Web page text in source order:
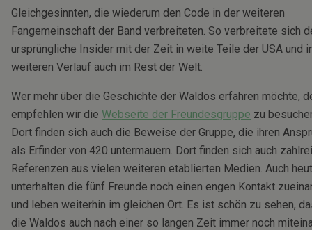
Gleichgesinnten, die wiederum den Code in der weiteren
Fangemeinschaft der Band verbreiteten. So verbreitete sich
ursprüngliche Insider mit der Zeit in weite Teile der USA und
weiteren Verlauf auch im Rest der Welt.
Wer mehr über die Geschichte der Waldos erfahren möchte,
empfehlen wir die Webseite der Freundesgruppe zu
Dort finden sich auch die Beweise der Gruppe, die ihren
als Erfinder von 420 untermauern. Dort finden sich auch
Referenzen aus vielen weiteren etablierten Medien. Auch
unterhalten die fünf Freunde noch einen engen Kontakt
und leben weiterhin im gleichen Ort. Es ist schön zu sehen,
die Waldos auch nach einer so langen Zeit immer noch